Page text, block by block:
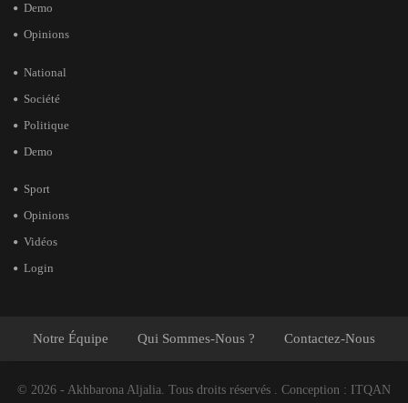
Demo
Opinions
National
Société
Politique
Demo
Sport
Opinions
Vidéos
Login
Notre Équipe Qui Sommes-Nous ? Contactez-Nous
© 2026 - Akhbarona Aljalia. Tous droits réservés . Conception : ITQAN